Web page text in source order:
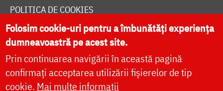
POLITICA DE COOKIES
DONEAZĂ ONLINE PENTRU CATEDRALA NAȚIONALĂ
LIVE
Folosim cookie-uri pentru a îmbunătăți experiența
dumneavoastră pe acest site.
Prin continuarea navigării în această pagină
confirmați acceptarea utilizării fișierelor de tip
cookie. Mai multe informații